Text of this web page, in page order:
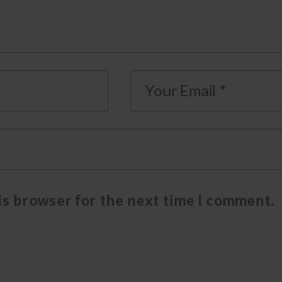
browser for the next time I comment.